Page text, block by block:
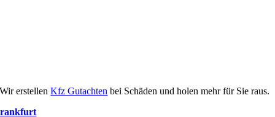
Wir erstellenKfz Gutachten bei Schäden und holen mehr für Sie raus.